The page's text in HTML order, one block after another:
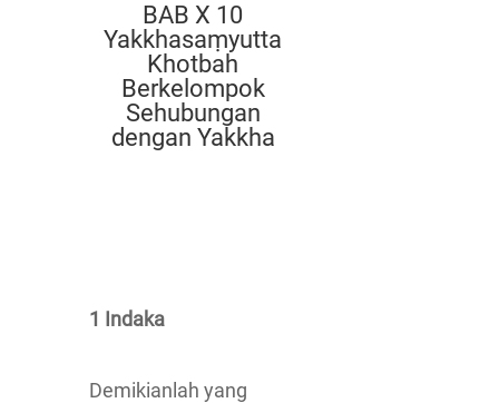
BAB X 10
Yakkhasaṃyutta
Khotbah
Berkelompok
Sehubungan
dengan Yakkha
1 Indaka
Demikianlah yang